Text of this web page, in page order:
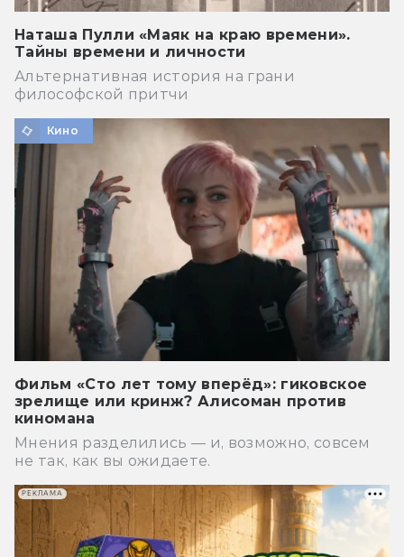
Наташа Пулли «Маяк на краю времени».
Тайны времени и личности
Альтернативная история на грани
философской притчи
Кино
Фильм «Сто лет тому вперёд»: гиковское
зрелище или кринж? Алисоман против
киномана
Мнения разделились — и, возможно, совсем
не так, как вы ожидаете.
РЕКЛАМА